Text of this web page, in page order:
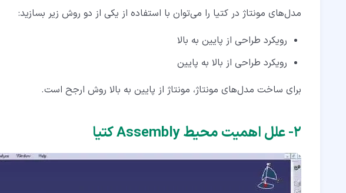
مدل‌های مونتاژ در کتیا را می‌توان با استفاده از یکی از دو روش زیر بسازید:
رویکرد طراحی از پایین به بالا
رویکرد طراحی از بالا به پایین
برای ساخت مدل‌های مونتاژ، مونتاژ از پایین به بالا روش ارجح است.
۲‏- علل اهمیت محیط Assembly کتیا